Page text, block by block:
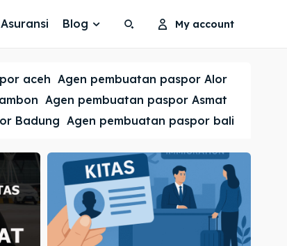
Asuransi Blog My account
aceh Agen pembuatan paspor Alor
Agen pembuatan paspor Asmat
Badung Agen pembuatan paspor bali